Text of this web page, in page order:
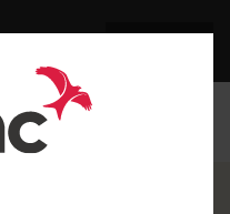
Mewngofnodi